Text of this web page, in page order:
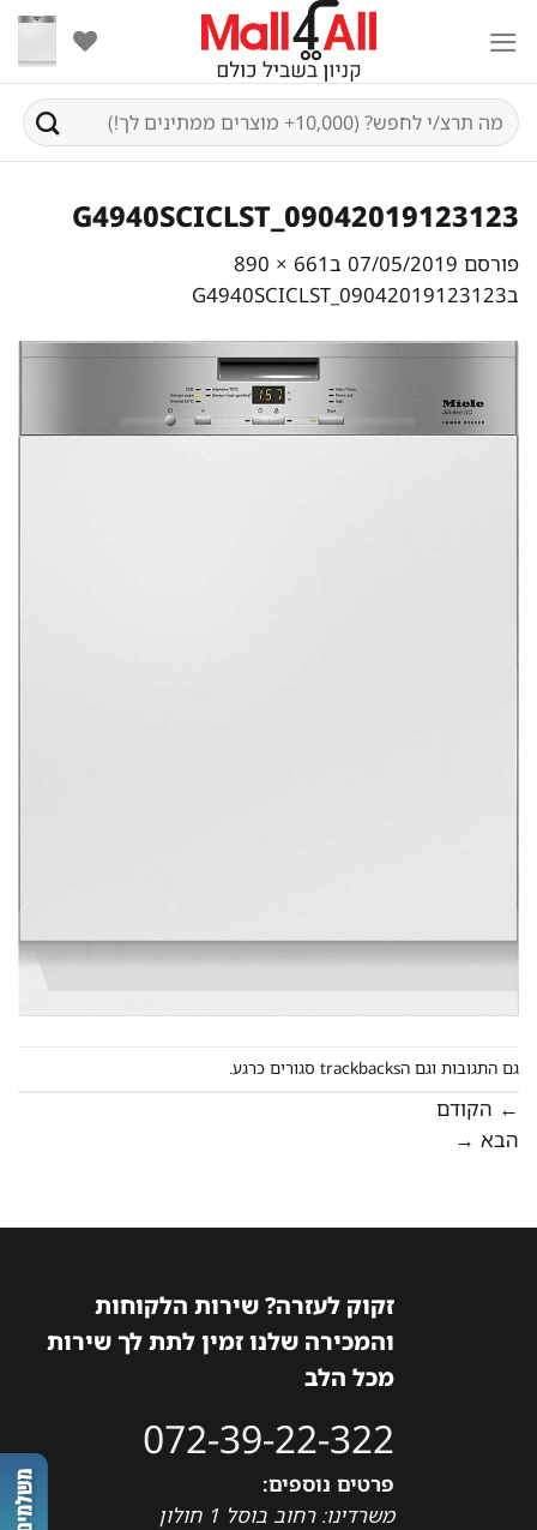
content
חיפוש
עבור:
G4940SCICLST_09042019123123
פורסם 07/05/2019 ב661 × 890
בG4940SCICLST_09042019123123
גם התגובות וגם הtrackbacks סגורים כרגע.
← הקודם
הבא →
זקוק לעזרה? שירות הלקוחות
והמכירה שלנו זמין לתת לך שירות
מכל הלב
072-39-22-322
פרטים נוספים:
משרדינו: רחוב בוסל 1 חולון